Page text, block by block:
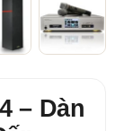
– Dàn